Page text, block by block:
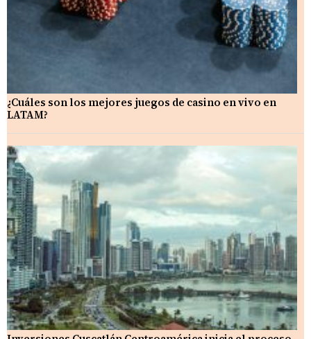
¿Cuáles son los mejores juegos de casino en vivo en
LATAM?